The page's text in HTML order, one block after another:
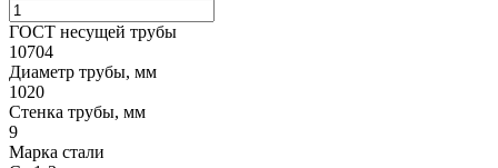
ГОСТ несущей трубы
10704
Диаметр трубы, мм
1020
Стенка трубы, мм
9
Марка стали